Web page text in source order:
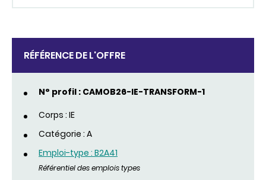
RÉFÉRENCE DE L'OFFRE
N° profil : CAMOB26-IE-TRANSFORM-1
Corps : IE
Catégorie : A
Emploi-type : B2A41
Référentiel des emplois types